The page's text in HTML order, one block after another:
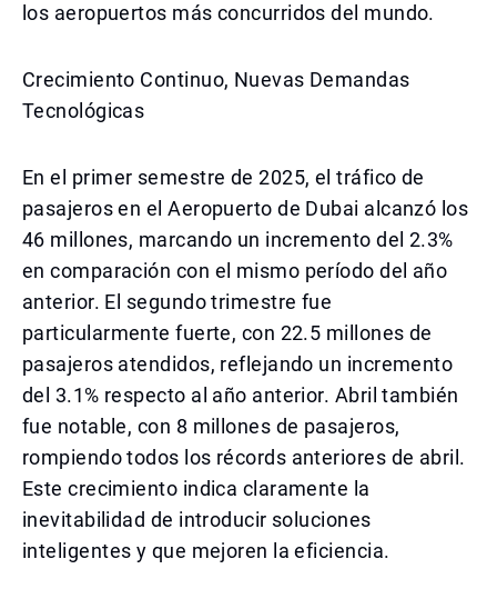
los aeropuertos más concurridos del mundo.
Crecimiento Continuo, Nuevas Demandas
Tecnológicas
En el primer semestre de 2025, el tráfico de
pasajeros en el Aeropuerto de Dubai alcanzó los
46 millones, marcando un incremento del 2.3%
en comparación con el mismo período del año
anterior. El segundo trimestre fue
particularmente fuerte, con 22.5 millones de
pasajeros atendidos, reflejando un incremento
del 3.1% respecto al año anterior. Abril también
fue notable, con 8 millones de pasajeros,
rompiendo todos los récords anteriores de abril.
Este crecimiento indica claramente la
inevitabilidad de introducir soluciones
inteligentes y que mejoren la eficiencia.